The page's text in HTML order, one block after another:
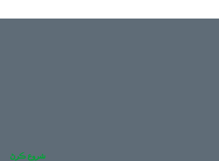
شروع ڪرڻ